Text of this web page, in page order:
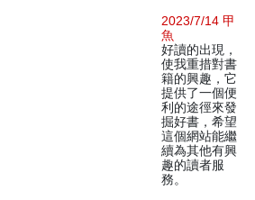
2023/7/14 甲
魚
好讀的出現，
使我重措對書
籍的興趣，它
提供了一個便
利的途徑來發
掘好書，希望
這個網站能繼
續為其他有興
趣的讀者服
務。